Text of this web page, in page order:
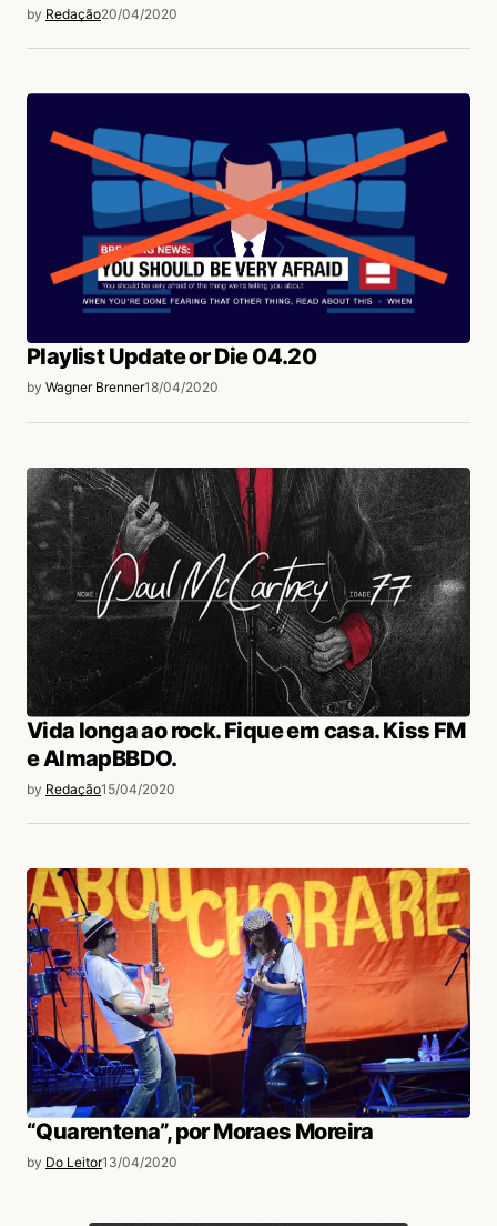
by Redação20/04/2020
Playlist Update or Die 04.20
by Wagner Brenner18/04/2020
Vida longa ao rock. Fique em casa. Kiss FM
e AlmapBBDO.
by Redação15/04/2020
“Quarentena”, por Moraes Moreira
by Do Leitor13/04/2020